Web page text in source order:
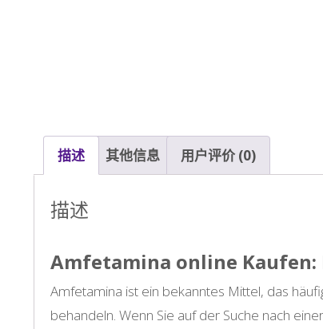
描述 其他信息 用户评价 (0)
描述
Amfetamina online
Amfetamina ist ein bekanntes Mittel, das
behandeln. Wenn Sie auf der Suche nach